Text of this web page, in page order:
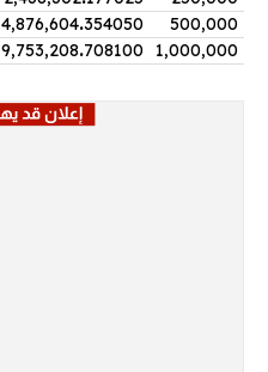
500,000
4,876,604.354050
1,000,000
9,753,208.708100